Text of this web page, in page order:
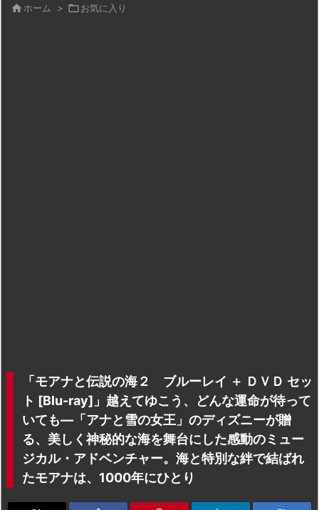
 ホーム > お気に入り
「モアナと伝説の海２ ブルーレイ ＋ ＤＶＤ セッ
ト [Blu-ray]」越えてゆこう、どんな運命が待って
いても—「アナと雪の女王」のディズニーが贈
る、美しく神秘的な海を舞台にした感動のミュー
ジカル・アドベンチャー。海と特別な絆で結ばれ
たモアナは、1000年にひとり